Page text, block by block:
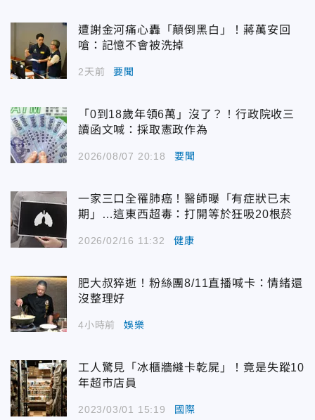
遭謝金河痛心轟「顛倒黑白」！蔣萬安回
嗆：記憶不會被洗掉
2天前 要聞
「0到18歲年領6萬」沒了？！行政院收三
讀函文喊：採取憲政作為
2026/08/07 20:18 要聞
一家三口全罹肺癌！醫師曝「有症狀已末
期」…這東西超毒：打開等於狂吸20根菸
2026/02/16 11:32 健康
肥大叔猝逝！粉絲團8/11直播喊卡：情緒還
沒整理好
4小時前 娛樂
工人驚見「冰櫃牆縫卡乾屍」！竟是失蹤10
年超市店員
2023/03/01 15:19 國際